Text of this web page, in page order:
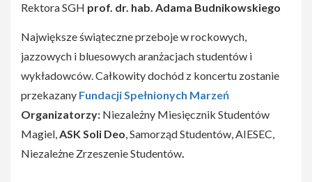
Rektora SGH prof. dr. hab. Adama Budnikowskiego
Największe świąteczne przeboje w rockowych,
jazzowych i bluesowych aranżacjach studentów i
wykładowców. Całkowity dochód z koncertu zostanie
przekazany Fundacji Spełnionych Marzeń
Organizatorzy: Niezależny Miesięcznik Studentów
Magiel,ASK Soli Deo,Samorząd Studentów, AIESEC,
Niezależne Zrzeszenie Studentów.